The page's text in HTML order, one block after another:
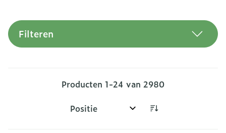
Filteren
Producten 1-24 van 2980
Sorteer op: